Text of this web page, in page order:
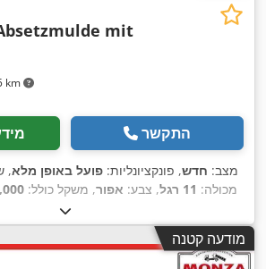
km
mit
התקשר
מצב: חדש, פונקציונליות: פועל באופן מלא,
מכולה: 11 רגל , צבע: אפור, משקל כולל:
, משקל עצמי:825 ק"ג
רוחב שטח הטעינה:1,720 מ"מ , אורך
גובה, מודעה קטנה